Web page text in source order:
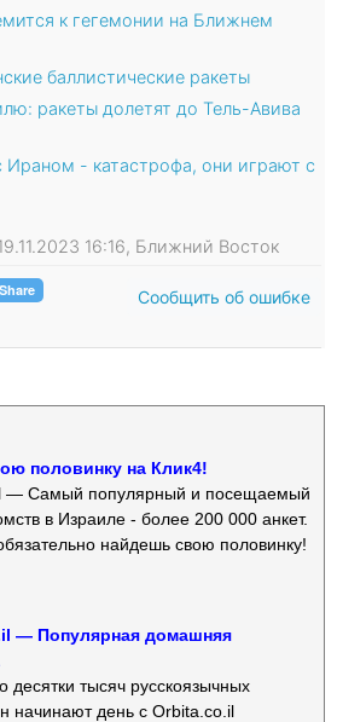
к гегемонии на Ближнем
баллистические ракеты
ракеты долетят до Тель-Авива
- катастрофа, они играют с
16:16, Ближний Восток
Сообщить об ошибке
половинку на Клик4!
— Самый популярный и посещаемый
в Израиле - более 200 000 анкет.
найдешь свою половинку!
— Популярная домашняя
десятки тысяч русскоязычных
начинают день с Orbita.co.il